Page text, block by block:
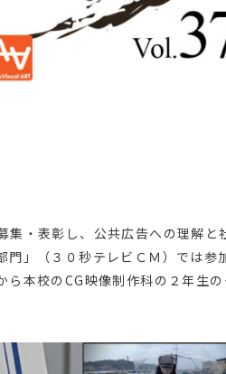
集・表彰し、公共広告への理解と
門」（３０秒テレビＣＭ）では参
本校のCG映像制作科の２年生